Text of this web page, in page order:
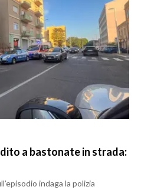
a bastonate in strada:
indaga la polizia